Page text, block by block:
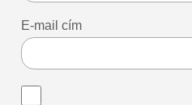
E-mail cím